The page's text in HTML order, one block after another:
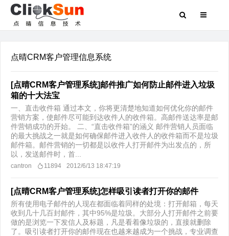
点晴CRM客户管理信息系统
[点晴CRM客户管理系统]邮件推广如何防止邮件进入垃圾
箱的十大法宝
一、直击收件箱 通过本文，你将更清楚地知道如何优化你的邮件
营销方案，使邮件尽可能到达收件人的收件箱。高邮件送达率是邮
件营销成功的开始。 二、“直击收件箱”的涵义 邮件营销人员面临
的最大挑战之一就是如何确保邮件进入收件人的收件箱而不是垃圾
邮件箱。邮件营销的一切都是以收件人打开邮件为出发点的，所
以，发送邮件时，首...
cantron 11894 2012/6/13 18:47:19
[点晴CRM客户管理系统]怎样吸引读者打开你的邮件
所有使用电子邮件的人现在都面临着同样的处境：打开邮箱，每天
收到几十几百封邮件，其中95%是垃圾。大部分人打开邮件之前要
做的是浏览一下发信人及标题，凡是看着像垃圾的，直接就删除
了。吸引读者打开你的邮件现在也越来越成为一个挑战，专业调查